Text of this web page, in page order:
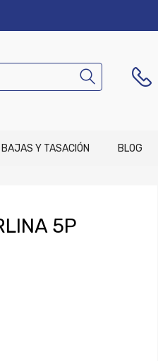
BAJAS Y TASACIÓN BLOG
5P